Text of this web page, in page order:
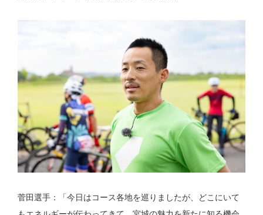
菅田選手：「今日はコース各地を巡りましたが、どこにいて